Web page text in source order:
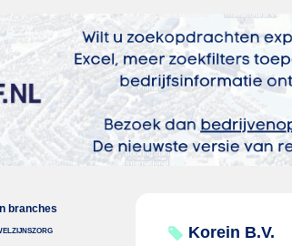
branches
Korein B.V.